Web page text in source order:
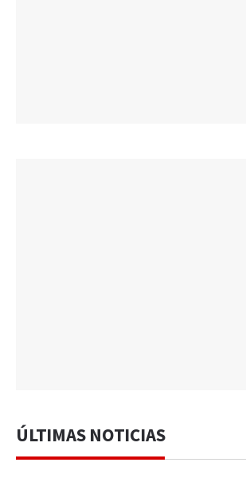
ÚLTIMAS NOTICIAS